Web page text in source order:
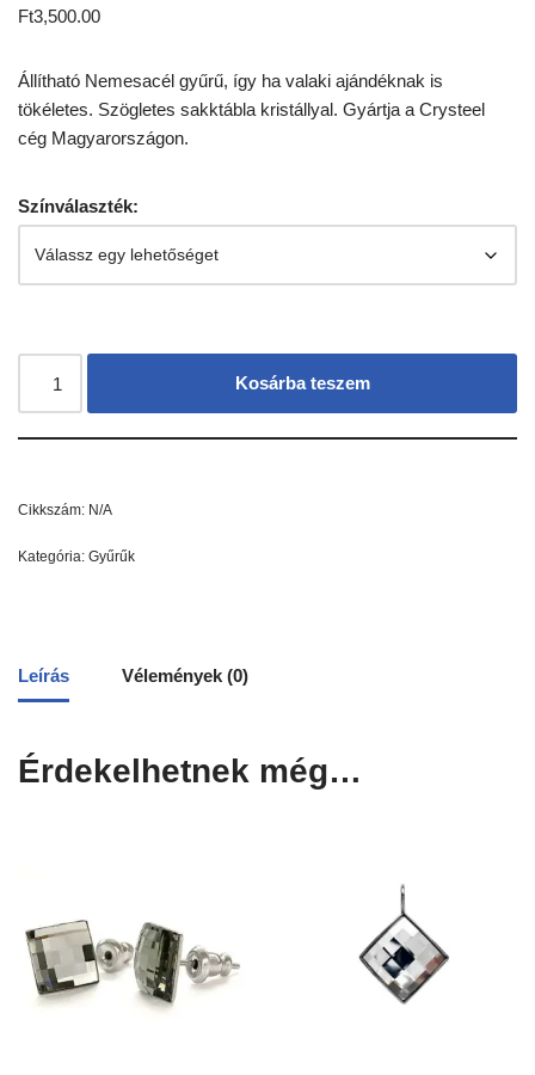
Ft3,500.00
Állítható Nemesacél gyűrű, így ha valaki ajándéknak is
tökéletes. Szögletes sakktábla kristállyal. Gyártja a Crysteel
cég Magyarországon.
Színválaszték:
Kosárba teszem
Cikkszám: N/A
Kategória: Gyűrűk
Leírás Vélemények (0)
Érdekelhetnek még…